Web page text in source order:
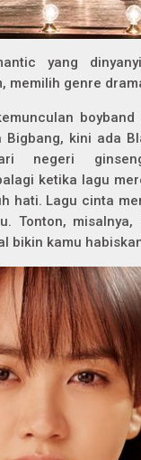
yang
memilih genre
Bigbang, kini ada
negeri
ketika lagu
hati. Lagu cinta
Tonton, misalnya,
bikin kamu